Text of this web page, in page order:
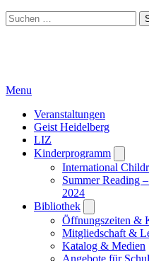
Suchen
nach:
Menu
Veranstaltungen
Geist Heidelberg
LIZ
Kinderprogramm
International
Summer Reading
2024
Bibliothek
submenu
Öffnungszeiten &
Mitgliedschaft &
Katalog & Medien
Angebote für